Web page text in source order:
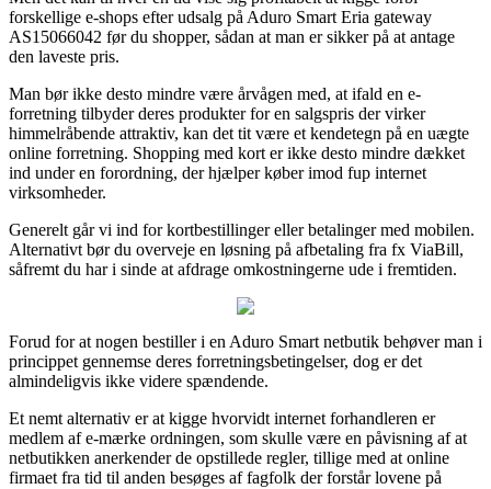
forskellige e-shops efter udsalg på Aduro Smart Eria gateway
AS15066042 før du shopper, sådan at man er sikker på at antage
den laveste pris.
Man bør ikke desto mindre være årvågen med, at ifald en e-
forretning tilbyder deres produkter for en salgspris der virker
himmelråbende attraktiv, kan det tit være et kendetegn på en uægte
online forretning. Shopping med kort er ikke desto mindre dækket
ind under en forordning, der hjælper køber imod fup internet
virksomheder.
Generelt går vi ind for kortbestillinger eller betalinger med mobilen.
Alternativt bør du overveje en løsning på afbetaling fra fx ViaBill,
såfremt du har i sinde at afdrage omkostningerne ude i fremtiden.
Forud for at nogen bestiller i en Aduro Smart netbutik behøver man i
princippet gennemse deres forretningsbetingelser, dog er det
almindeligvis ikke videre spændende.
Et nemt alternativ er at kigge hvorvidt internet forhandleren er
medlem af e-mærke ordningen, som skulle være en påvisning af at
netbutikken anerkender de opstillede regler, tillige med at online
firmaet fra tid til anden besøges af fagfolk der forstår lovene på